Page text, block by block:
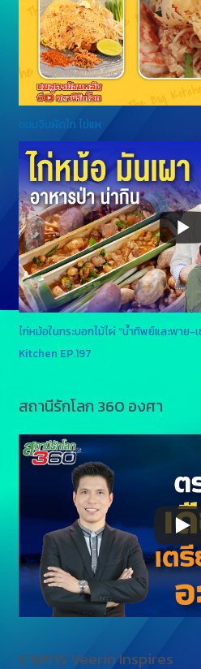
ขนมจีนผัดไท ไข่แห
ไก่หม้อในกระบอกไม้ไผ่ “น้ำทิพย์และพาย
Kitchen EP.197
สถานีรักโลก 360 องศา
รายการ Veerin Inspires